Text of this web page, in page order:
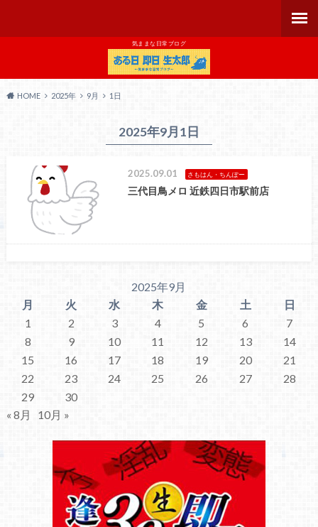
気ままな日常ブログ
HOME 2025年 9月 1日
2025年9月1日
2025.09.01 さもはん・ちんぽー
三代目鳥メロ 近鉄四日市駅前店
2025年9月
月
火 水 木 金 土
日
1
2 3 4 5 6
7
8
9 10 11 12 13
14
15
16 17 18 19 20
21
22
23 24 25 26 27
28
29
30
« 8月
10月 »